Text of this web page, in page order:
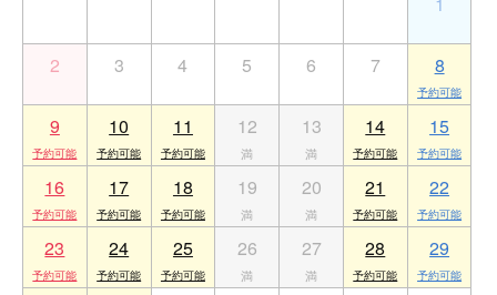
2 3 4 5 6 7 8
9 10 11 12 13 14 15
16 17 18 19 20 21 22
23 24 25 26 27 28 29